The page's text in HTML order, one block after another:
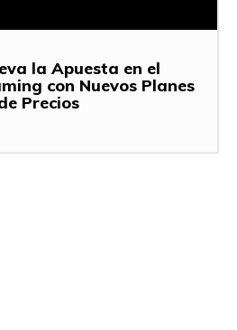
la Apuesta en el
con Nuevos Planes
Precios